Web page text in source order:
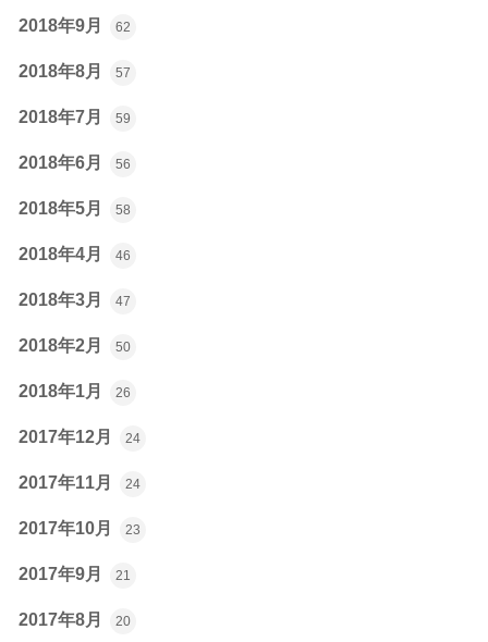
2018年9月 62
2018年8月 57
2018年7月 59
2018年6月 56
2018年5月 58
2018年4月 46
2018年3月 47
2018年2月 50
2018年1月 26
2017年12月 24
2017年11月 24
2017年10月 23
2017年9月 21
2017年8月 20